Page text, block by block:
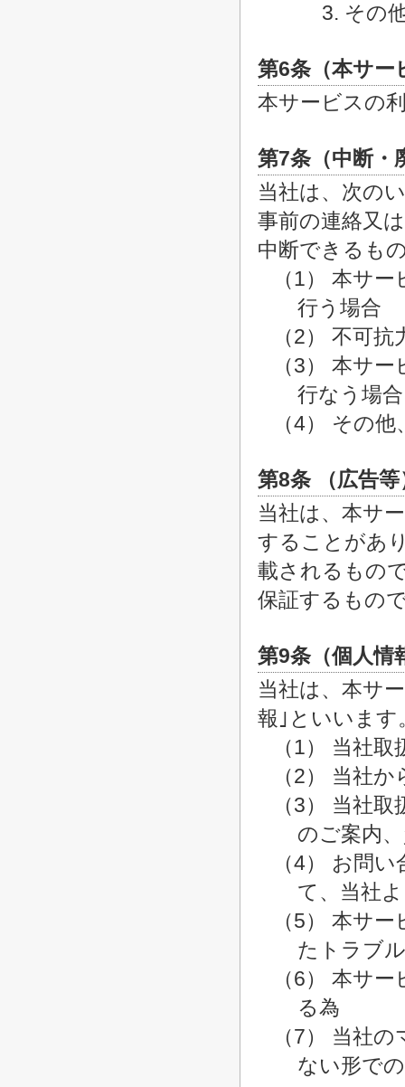
3. その
第6条（本サー
本サービスの
第7条（中断・
当社は、次の
事前の連絡又
中断できるも
（1） 本サ
行う場合
（2） 不可
（3） 本サ
行なう場合
（4） その
第8条 （広告等
当社は、本サ
することがあ
載されるもの
保証するもの
第9条（個人情
当社は、本サ
報｣といいま
（1） 当社
（2） 当社
（3） 当社
のご案内
（4） お問
て、当社
（5） 本サ
たトラブ
（6） 本サ
る為
（7） 当社
ない形で